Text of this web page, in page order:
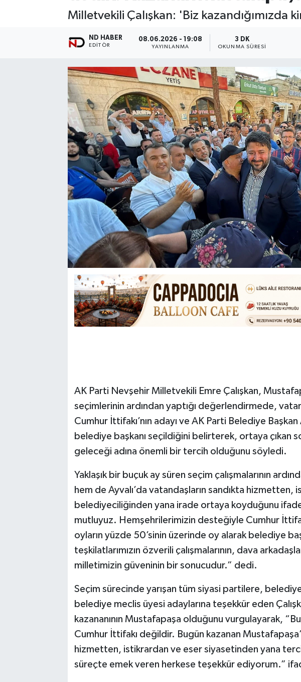
Milletvekili Çalışkan: 'Biz
ND HABER
EDITÖR
08.06.2026 - 19:08
YAYINLANMA
3 DK
OKUNMA SÜRESI
AK Parti Nevşehir Milletvekili Emre Çalışkan,
seçimlerinin ardından yaptığı değerlendirmede,
Cumhur İttifakı’nın adayı ve AK Parti Belediye
belediye başkanı seçildiğini belirterek, ortaya çıkan
geleceği adına önemli bir tercih olduğunu söyledi.
Yaklaşık bir buçuk ay süren seçim çalışmalarının
hem de Ayvalı’da vatandaşların sandıkta hizmetten,
belediyeciliğinden yana irade ortaya koyduğunu
mutluyuz. Hemşehrilerimizin desteğiyle Cumhur
oyların yüzde 50’sinin üzerinde oy alarak belediye
teşkilatlarımızın özverili çalışmalarının, dava
milletimizin güveninin bir sonucudur.” dedi.
Seçim sürecinde yarışan tüm siyasi partilere,
belediye meclis üyesi adaylarına teşekkür eden
kazananının Mustafapaşa olduğunu vurgulayarak,
Cumhur İttifakı değildir. Bugün kazanan
hizmetten, istikrardan ve eser siyasetinden yana
süreçte emek veren herkese teşekkür ediyorum.”